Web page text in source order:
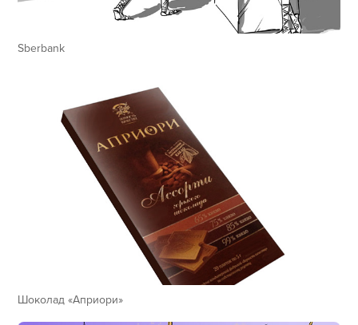
Sberbank
Шоколад «Априори»